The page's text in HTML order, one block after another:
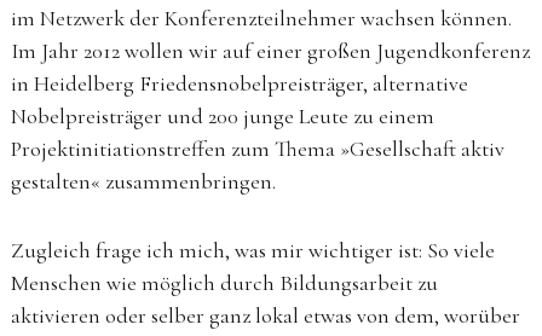
im Netzwerk der Konferenzteilnehmer wachsen können.
Im Jahr 2012 wollen wir auf einer großen Jugendkonferenz
in Heidelberg Friedensnobelpreisträger, alternative
Nobelpreisträger und 200 junge Leute zu einem
Projektinitiationstreffen zum Thema »Gesellschaft aktiv
gestalten« zusammenbringen.
Zugleich frage ich mich, was mir wichtiger ist: So viele
Menschen wie möglich durch Bildungsarbeit zu
aktivieren oder selber ganz lokal etwas von dem, worüber